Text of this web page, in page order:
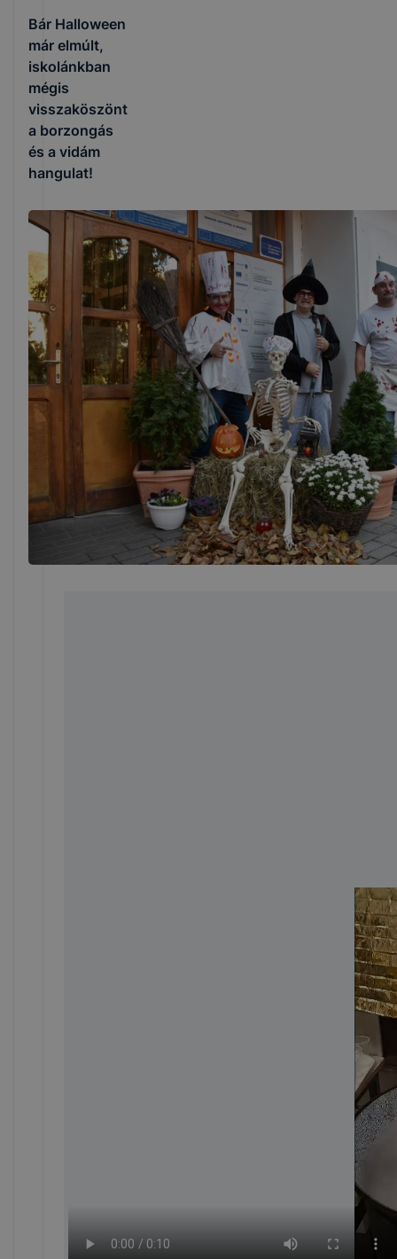
Bár Halloween
már elmúlt,
iskolánkban
mégis
visszaköszönt
a borzongás
és a vidám
hangulat!